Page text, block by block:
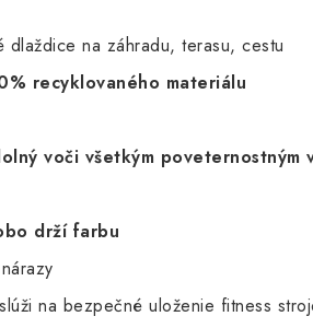
na záhradu, terasu, cestu
recyklovaného materiálu
voči všetkým poveternostným
drží farbu
na bezpečné uloženie fitness